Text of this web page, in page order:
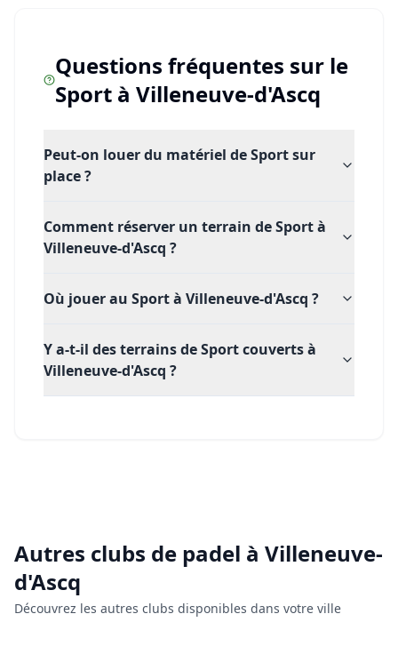
Questions fréquentes sur le
Sportà Villeneuve-d'Ascq
Peut-on louer du matériel de Sport sur
place ?
Comment réserver un terrain de Sport à
Villeneuve-d'Ascq ?
Où jouer au Sport à Villeneuve-d'Ascq ?
Y a-t-il des terrains de Sport couverts à
Villeneuve-d'Ascq ?
Autres clubs de padel à Villeneuve-
d'Ascq
Découvrez les autres clubs disponibles dans votre ville